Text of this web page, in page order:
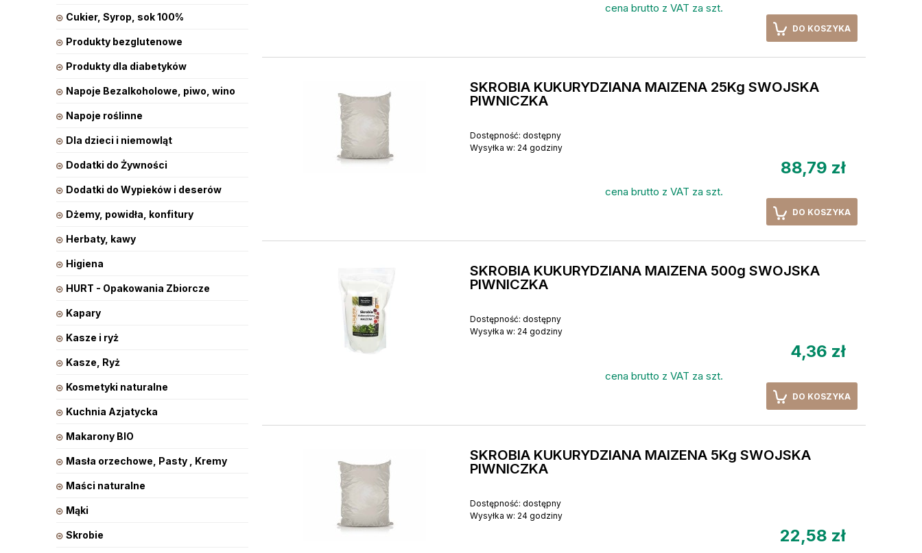
Cukier, Syrop, sok 100%
Produkty bezglutenowe
Produkty dla diabetyków
Napoje Bezalkoholowe, piwo, wino
Napoje roślinne
Dla dzieci i niemowląt
Dodatki do Żywności
Dodatki do Wypieków i deserów
Dżemy, powidła, konfitury
Herbaty, kawy
Higiena
HURT - Opakowania Zbiorcze
Kapary
Kasze i ryż
Kasze, Ryż
Kosmetyki naturalne
Kuchnia Azjatycka
Makarony BIO
Masła orzechowe, Pasty , Kremy
Maści naturalne
Mąki
Skrobie
cena brutto z VAT za szt.
DO KOSZYKA
SKROBIA KUKURYDZIANA MAIZENA 25Kg SWOJSKA
PIWNICZKA
Dostępność: dostępny
Wysyłka w: 24 godziny
88,79 zł
cena brutto z VAT za szt.
DO KOSZYKA
SKROBIA KUKURYDZIANA MAIZENA 500g SWOJSKA
PIWNICZKA
Dostępność: dostępny
Wysyłka w: 24 godziny
4,36 zł
cena brutto z VAT za szt.
DO KOSZYKA
SKROBIA KUKURYDZIANA MAIZENA 5Kg SWOJSKA
PIWNICZKA
Dostępność: dostępny
Wysyłka w: 24 godziny
22,58 zł